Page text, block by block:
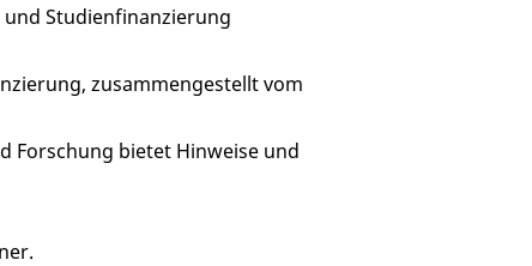
und Studienfinanzierung
zusammengestellt vom
Forschung bietet Hinweise und